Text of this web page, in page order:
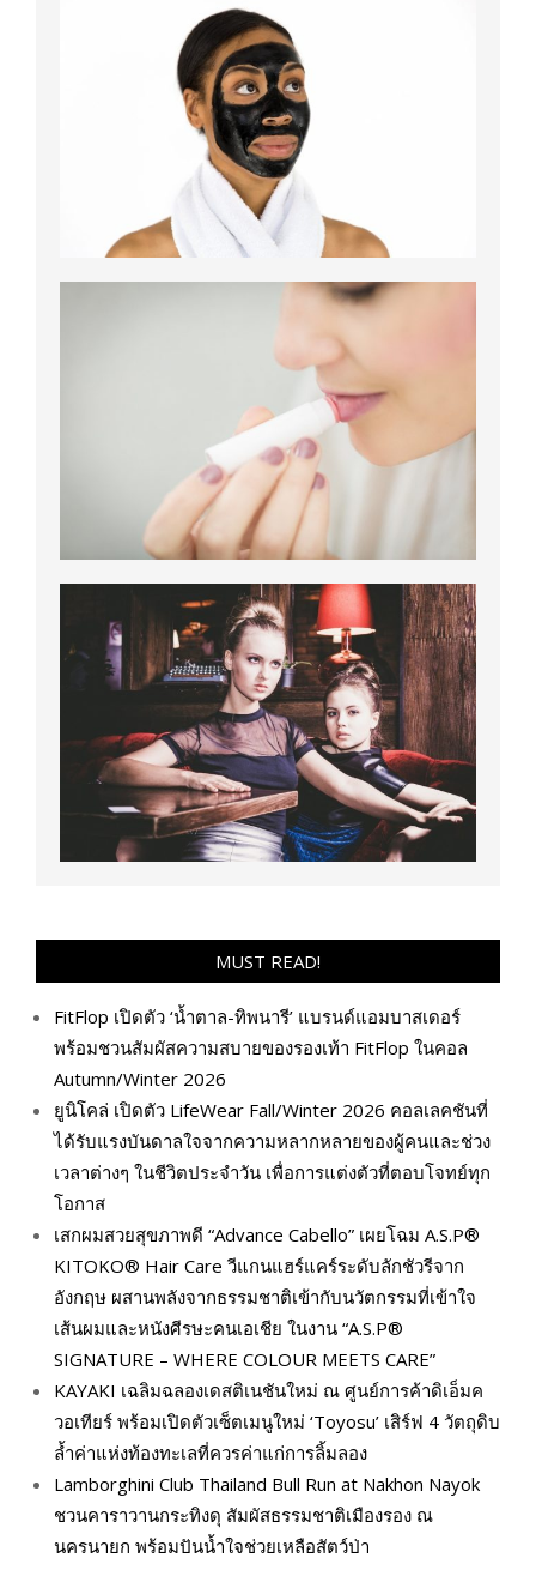
MUST READ!
FitFlop เปิดตัว ‘น้ำตาล-ทิพนารี’ แบรนด์แอมบาสเดอร์
พร้อมชวนสัมผัสความสบายของรองเท้า FitFlop ในคอล
Autumn/Winter 2026
ยูนิโคล่ เปิดตัว LifeWear Fall/Winter 2026 คอลเลคชันที่
ได้รับแรงบันดาลใจจากความหลากหลายของผู้คนและช่วง
เวลาต่างๆ ในชีวิตประจำวัน เพื่อการแต่งตัวที่ตอบโจทย์ทุก
โอกาส
เสกผมสวยสุขภาพดี “Advance Cabello” เผยโฉม A.S.P®
KITOKO® Hair Care วีแกนแฮร์แคร์ระดับลักชัวรีจาก
อังกฤษ ผสานพลังจากธรรมชาติเข้ากับนวัตกรรมที่เข้าใจ
เส้นผมและหนังศีรษะคนเอเชีย ในงาน “A.S.P®
SIGNATURE – WHERE COLOUR MEETS CARE”
KAYAKI เฉลิมฉลองเดสติเนชันใหม่ ณ ศูนย์การค้าดิเอ็มค
วอเทียร์ พร้อมเปิดตัวเซ็ตเมนูใหม่ ‘Toyosu’ เสิร์ฟ 4 วัตถุดิบ
ล้ำค่าแห่งท้องทะเลที่ควรค่าแก่การลิ้มลอง
Lamborghini Club Thailand Bull Run at Nakhon Nayok
ชวนคาราวานกระทิงดุ สัมผัสธรรมชาติเมืองรอง ณ
นครนายก พร้อมปันน้ำใจช่วยเหลือสัตว์ป่า